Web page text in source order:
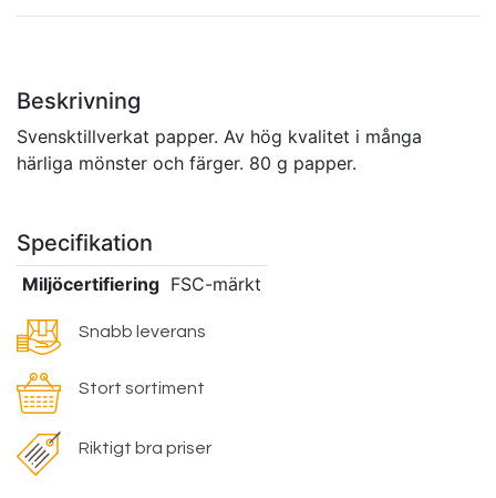
Beskrivning
Svensktillverkat papper. Av hög kvalitet i många
härliga mönster och färger. 80 g papper.
Specifikation
Miljöcertifiering FSC-märkt
Snabb leverans
Stort sortiment
Riktigt bra priser